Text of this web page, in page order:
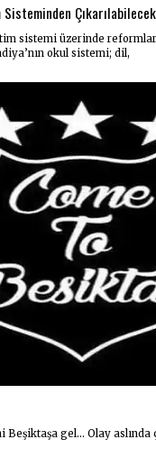
Sisteminden
sistemi üzerinde
okul sistemi; dil,
Beşiktaşa gel… Olay aslında